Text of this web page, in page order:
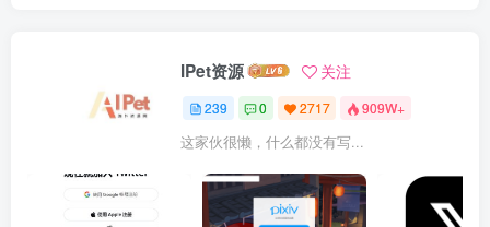
IPet资源 关注
239 0 2717 909W+
这家伙很懒，什么都没有写...